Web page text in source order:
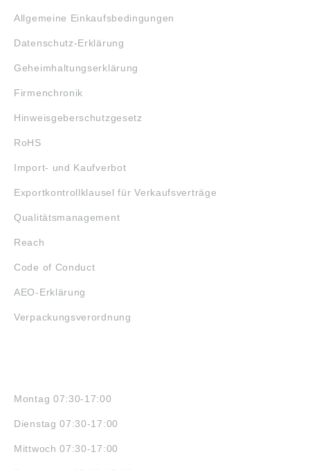
Allgemeine Einkaufsbedingungen
Datenschutz-Erklärung
Geheimhaltungserklärung
Firmenchronik
Hinweisgeberschutzgesetz
RoHS
Import- und Kaufverbot
Exportkontrollklausel für Verkaufsverträge
Qualitätsmanagement
Reach
Code of Conduct
AEO-Erklärung
Verpackungsverordnung
Montag 07:30-17:00
Dienstag 07:30-17:00
Mittwoch 07:30-17:00